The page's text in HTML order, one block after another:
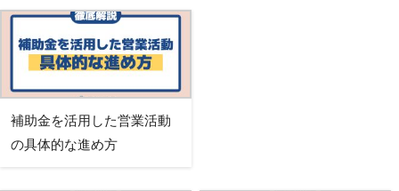
補助金を活用した営業活動
の具体的な進め方